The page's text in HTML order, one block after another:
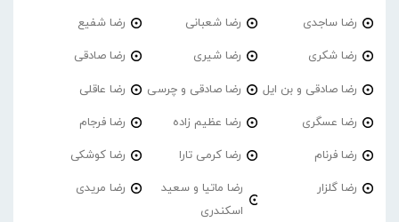
رضا ساجدی رضا شعبانی رضا شفیع
رضا شکری رضا شیری رضا صادقی
رضا صادقی و بن ایل رضا صادقی و چرسی رضا عاقلی
رضا عسگری رضا عظیم زاده رضا فرجام
رضا فرنام رضا کرمی تارا رضا کوشکی
رضا گلزار
رضا ماتیا و سعید
اسکندری
رضا مریدی